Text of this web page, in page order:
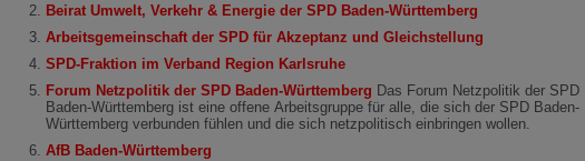
Beirat Umwelt, Verkehr & Energie der SPD Baden-Württemberg
Arbeitsgemeinschaft der SPD für Akzeptanz und Gleichstellung
SPD-Fraktion im Verband Region Karlsruhe
Forum Netzpolitik der SPD Baden-Württemberg Das Forum Netzpolitik der SPD
Baden-Württemberg ist eine offene Arbeitsgruppe für alle, die sich der SPD Baden-
Württemberg verbunden fühlen und die sich netzpolitisch einbringen wollen.
AfB Baden-Württemberg